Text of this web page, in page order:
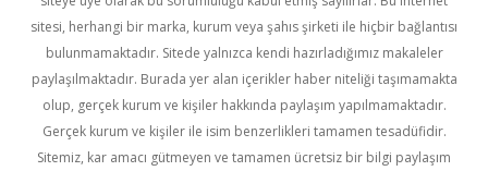
sitesi, herhangi bir marka, kurum veya şahıs şirketi ile hiçbir bağlantısı
bulunmamaktadır. Sitede yalnızca kendi hazırladığımız makaleler
paylaşılmaktadır. Burada yer alan içerikler haber niteliği taşımamakta
olup, gerçek kurum ve kişiler hakkında paylaşım yapılmamaktadır.
Gerçek kurum ve kişiler ile isim benzerlikleri tamamen tesadüfidir.
Sitemiz, kar amacı gütmeyen ve tamamen ücretsiz bir bilgi paylaşım